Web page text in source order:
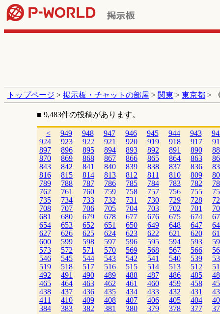
トップページ > 掲示板・チャットの部屋 > 関東 > 東京都 >
■ 9,483件の投稿があります。
< 949 948 947 946 945 944 943
924
923 922 921 920 919 918 917
897
896 895 894 893 892 891 890
870
869 868 867 866 865 864 863
843
842 841 840 839 838 837 836
816
815 814 813 812 811 810 809
789
788 787 786 785 784 783 782
762
761 760 759 758 757 756 755
735
734 733 732 731 730 729 728
708
707 706 705 704 703 702 701
681
680 679 678 677 676 675 674
654
653 652 651 650 649 648 647
627
626 625 624 623 622 621 620
600
599 598 597 596 595 594 593
573
572 571 570 569 568 567 566
546
545 544 543 542 541 540 539
519
518 517 516 515 514 513 512
492
491 490 489 488 487 486 485
465
464 463 462 461 460 459 458
438
437 436 435 434 433 432 431
411
410 409 408 407 406 405 404
384
383 382 381 380 379 378 377